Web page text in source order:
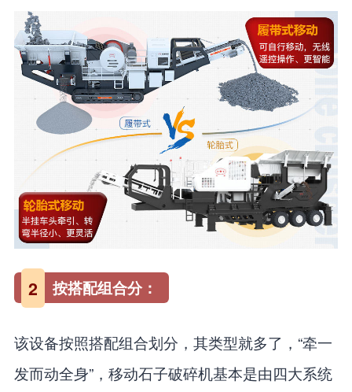
2 按搭配组合分：
该设备按照搭配组合划分，其类型就多了，“牵一
发而动全身”，移动石子破碎机基本是由四大系统